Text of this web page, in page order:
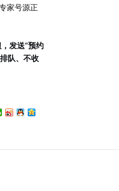
家号源正
发送“预约
队、不收